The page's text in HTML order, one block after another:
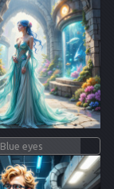
Blue eyes